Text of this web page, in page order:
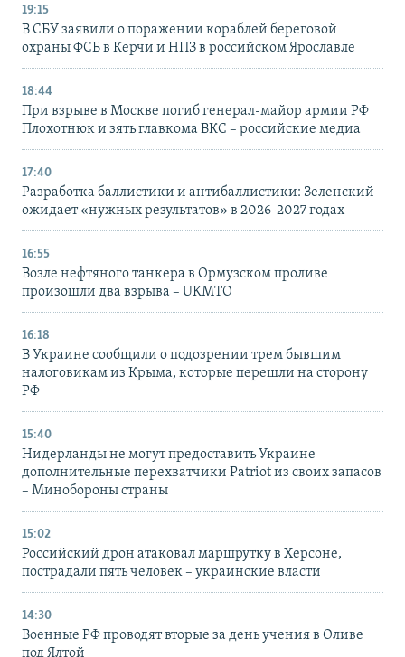
19:15
В СБУ заявили о поражении кораблей береговой
охраны ФСБ в Керчи и НПЗ в российском Ярославле
18:44
При взрыве в Москве погиб генерал-майор армии РФ
Плохотнюк и зять главкома ВКС – российские медиа
17:40
Разработка баллистики и антибаллистики: Зеленский
ожидает «нужных результатов» в 2026-2027 годах
16:55
Возле нефтяного танкера в Ормузском проливе
произошли два взрыва – UKMTO
16:18
В Украине сообщили о подозрении трем бывшим
налоговикам из Крыма, которые перешли на сторону
РФ
15:40
Нидерланды не могут предоставить Украине
дополнительные перехватчики Patriot из своих запасов
– Минобороны страны
15:02
Российский дрон атаковал маршрутку в Херсоне,
пострадали пять человек – украинские власти
14:30
Военные РФ проводят вторые за день учения в Оливе
под Ялтой